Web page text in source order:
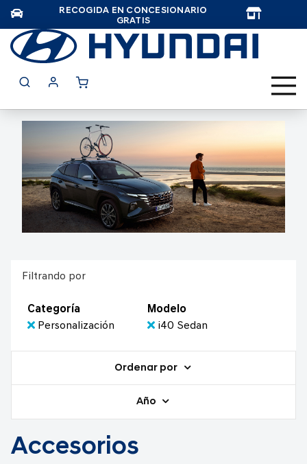
RECOGIDA EN CONCESIONARIO
GRATIS
Filtrando por
Categoría
Personalización
Modelo
i40 Sedan
Ordenar por
Año
Accesorios